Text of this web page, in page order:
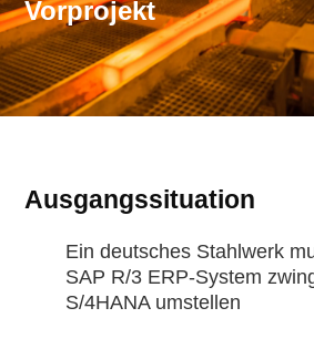
Vorprojekt
Ausgangssituation
Ein deutsches Stahlwerk
SAP R/3 ERP-System
S/4HANA umstellen